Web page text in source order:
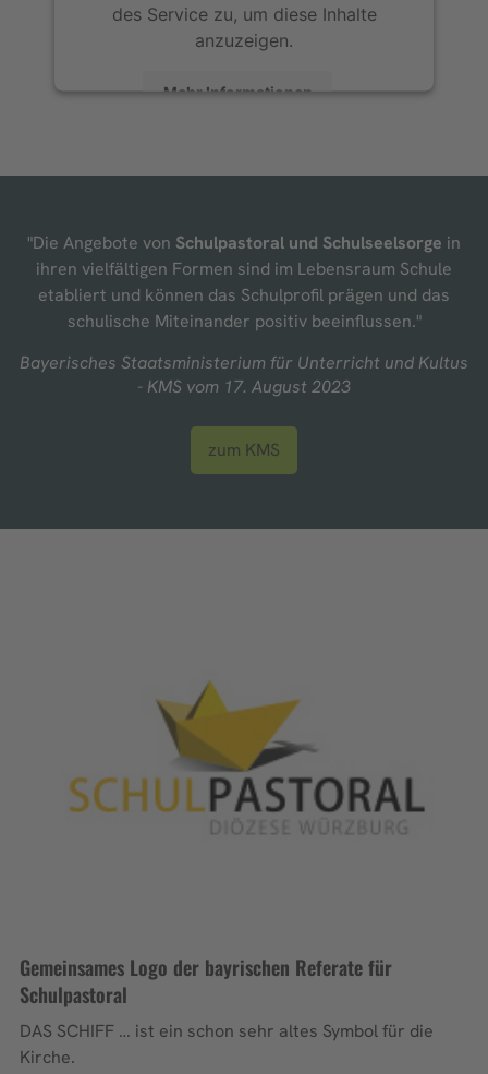
des Service zu, um diese Inhalte
anzuzeigen.
Mehr Informationen
"Die Angebote von Schulpastoral und Schulseelsorge in
ihren vielfältigen Formen sind im Lebensraum Schule
etabliert und können das Schulprofil prägen und das
schulische Miteinander positiv beeinflussen."
Bayerisches Staatsministerium für Unterricht und Kultus
- KMS vom 17. August 2023
zum KMS
Gemeinsames Logo der bayrischen Referate für
Schulpastoral
DAS SCHIFF … ist ein schon sehr altes Symbol für die
Kirche.